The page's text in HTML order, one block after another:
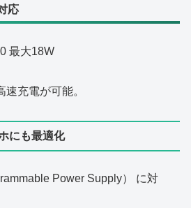
応
最大18W
充電が可能。
にも最適化
Power Supply） に対